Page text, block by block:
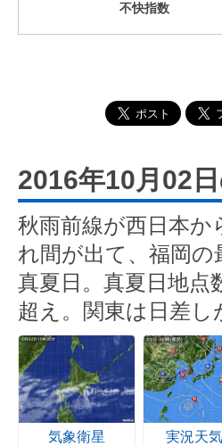
不快指数
2016年10月02
秋雨前線が西日本か
れ間が出て、福岡
真夏日。真夏日地点
超え。関東は日差
気象衛星 実況天